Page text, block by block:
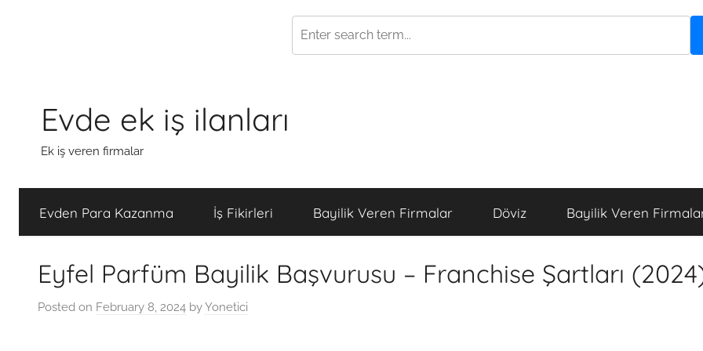
content
Evde ek iş ilanları
Ek iş veren firmalar
Evden Para Kazanma İş Fikirleri Bayilik Veren Firmalar Döviz Bayilik Veren
Eyfel Parfüm Bayilik Başvurusu – Franchise Şartları
Posted on February 8, 2024 byYonetici